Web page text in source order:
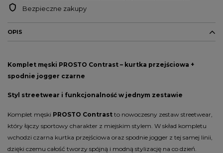
Bezpieczne zakupy
OPIS
Komplet męski PROSTO Contrast – kurtka przejściowa +
spodnie jogger czarne
Styl streetwear i funkcjonalność w jednym zestawie
Komplet męski PROSTO Contrast to nowoczesny zestaw streetwear,
który łączy sportowy charakter z miejskim stylem. W skład kompletu
wchodzi czarna kurtka przejściowa oraz spodnie jogger z tej samej linii,
dzięki czemu całość tworzy spójną i modną stylizację na co dzień.